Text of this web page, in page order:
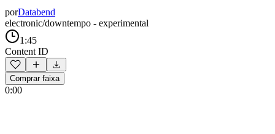
porDatabend
electronic/downtempo - experimental
1:45
Content ID
Comprar faixa
0:00